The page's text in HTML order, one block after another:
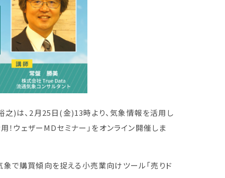
)は、2月25日(金)13時より、気象情報を活用し
！ウェザーMDセミナー」をオンライン開催しま
で購買傾向を捉える小売業向けツール「売りド